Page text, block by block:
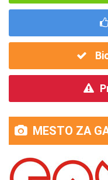
MESTO ZA